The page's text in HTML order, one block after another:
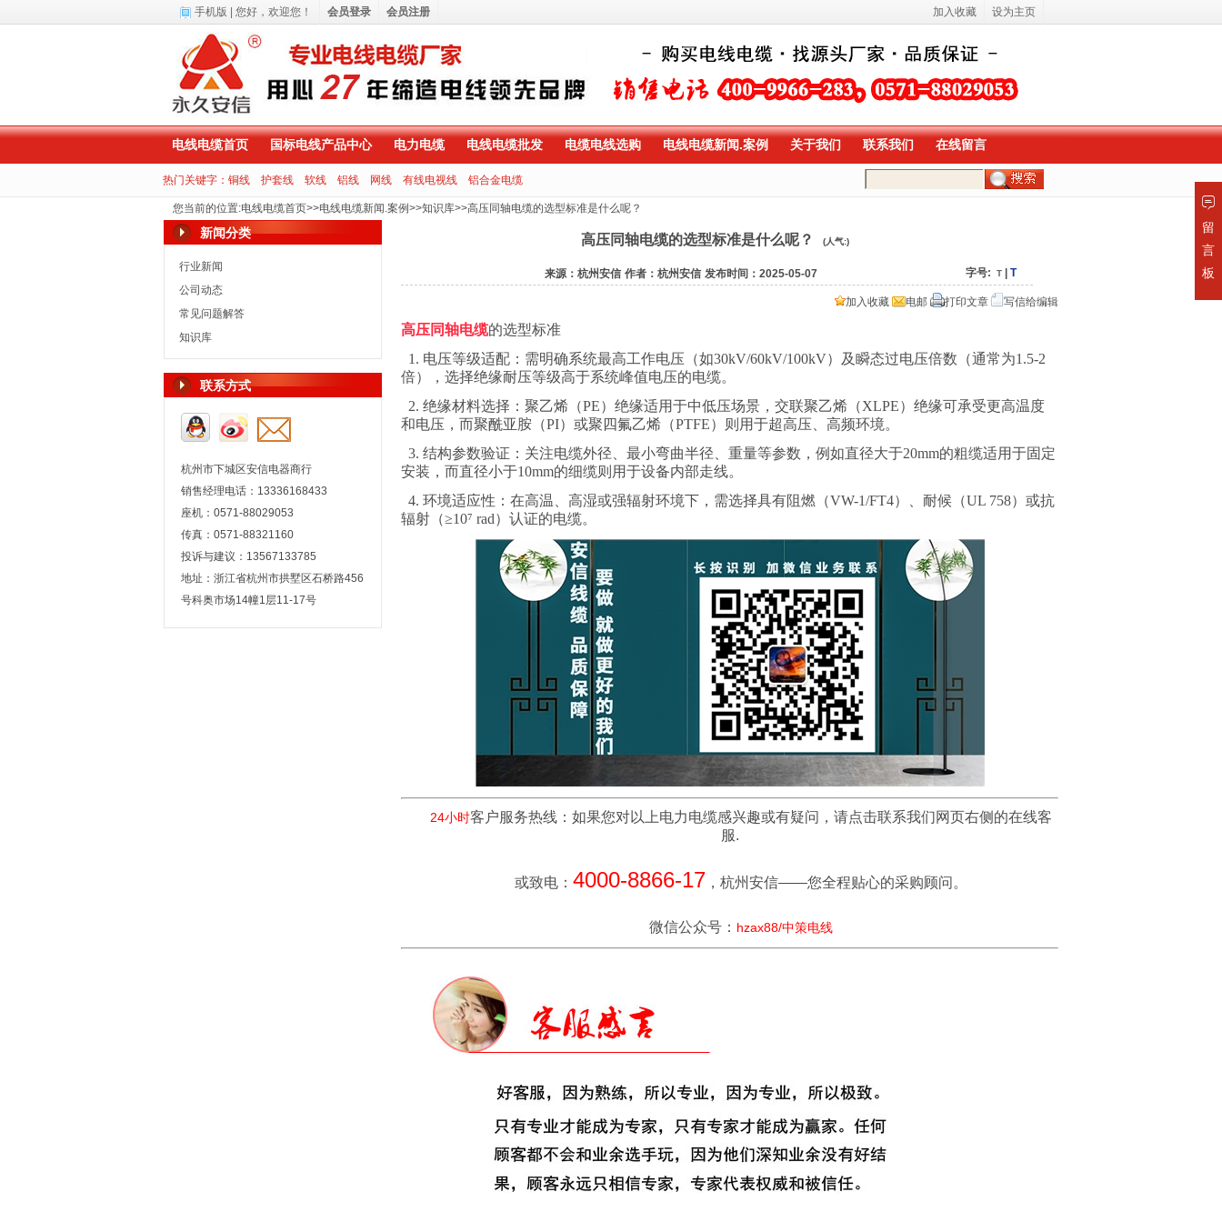
电线电缆首页 国标电线产品中心 电力电缆 电线电缆批发 电缆电线选购 电线电缆新闻.案例 关于我们 联系我们 在线留言
热门关键字： 铜线 护套线 软线 铝线 网线 有线电视线 铝合金电缆
您当前的位置:电线电缆首页>>电线电缆新闻.案例>>知识库>>高压同轴电缆的选型标准是什么呢？
新闻分类
行业新闻
公司动态
常见问题解答
知识库
联系方式
杭州市下城区安信电器商行
销售经理电话：13336168433
座机：0571-88029053
传真：0571-88321160
投诉与建议：13567133785
地址：浙江省杭州市拱墅区石桥路456
号科奥市场14幢1层11-17号
高压同轴电缆的选型标准是什么呢？ (人气:)
来源：杭州安信 作者：杭州安信 发布时间：2025-05-07 字号: T T
加入收藏 电邮 打印文章 写信给编辑
高压同轴电缆的选型标准
1. 电压等级适配：需明确系统最高工作电压（如30kV/60kV/100kV）及瞬态过电压倍数（通常为1.5-2
倍），选择绝缘耐压等级高于系统峰值电压的电缆。
2. 绝缘材料选择：聚乙烯（PE）绝缘适用于中低压场景，交联聚乙烯（XLPE）绝缘可承受更高温度
和电压，而聚酰亚胺（PI）或聚四氟乙烯（PTFE）则用于超高压、高频环境。
3. 结构参数验证：关注电缆外径、最小弯曲半径、重量等参数，例如直径大于20mm的粗缆适用于固定
安装，而直径小于10mm的细缆则用于设备内部走线。
4. 环境适应性：在高温、高湿或强辐射环境下，需选择具有阻燃（VW-1/FT4）、耐候（UL 758）或抗
辐射（≥10⁷ rad）认证的电缆。
24小时客户服务热线：如果您对以上电力电缆感兴趣或有疑问，请点击联系我们网页右侧的在线客
服.
或致电： 4000-8866-17 ，杭州安信——您全程贴心的采购顾问。
微信公众号： hzax88/中策电线
手机版 | 您好， 欢迎您！ 会员登录 会员注册 加入收藏 设为主页
留
言
板